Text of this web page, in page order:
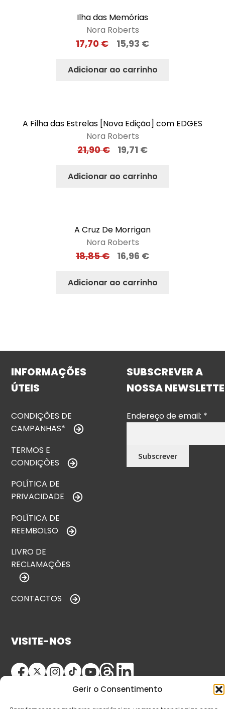
Gerir o Consentimento
Ilha das Memórias
Nora Roberts
17,70€ 15,93 €
Adicionar ao carrinho
A Filha das Estrelas [Nova Edição] com EDGES
Nora Roberts
21,90€ 19,71 €
Adicionar ao carrinho
A Cruz De Morrigan
Nora Roberts
18,85€ 16,96 €
Adicionar ao carrinho
INFORMAÇÕES
ÚTEIS
CONDIÇÕES DE
CAMPANHAS*
TERMOS E
CONDIÇÕES
POLÍTICA DE
PRIVACIDADE
POLÍTICA DE
REEMBOLSO
LIVRO DE
RECLAMAÇÕES
CONTACTOS
SUBSCREVER A
NOSSA
Endereço de email: *
VISITE-NOS